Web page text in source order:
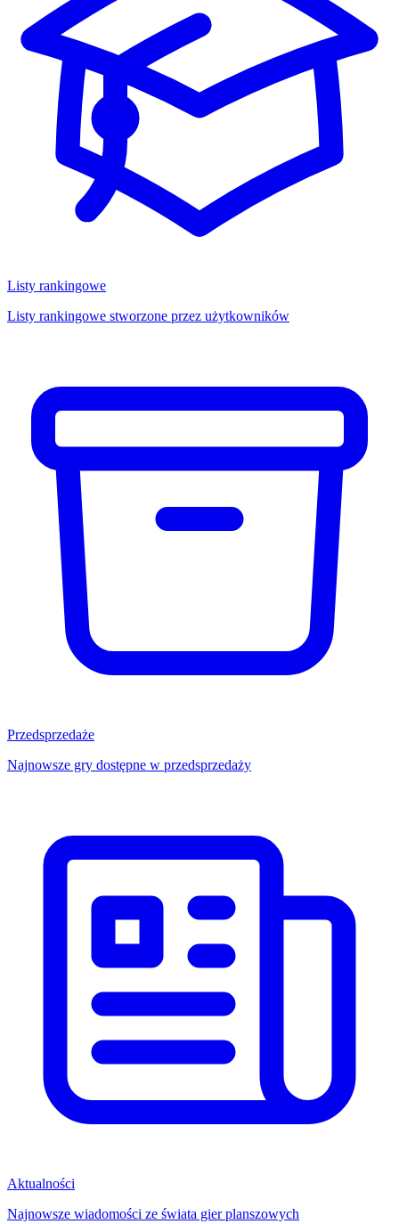
Listy rankingowe
Listy rankingowe stworzone przez użytkowników
Przedsprzedaże
Najnowsze gry dostępne w przedsprzedaży
Aktualności
Najnowsze wiadomości ze świata gier planszowych